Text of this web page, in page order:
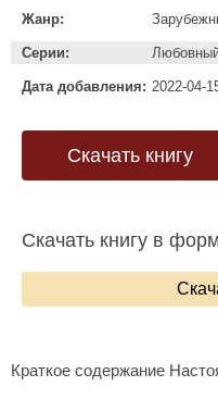
Жанр:
Серии:
Дата добавления: 2022-04-
Скачать книгу
Скачать книгу в
Краткое содержание